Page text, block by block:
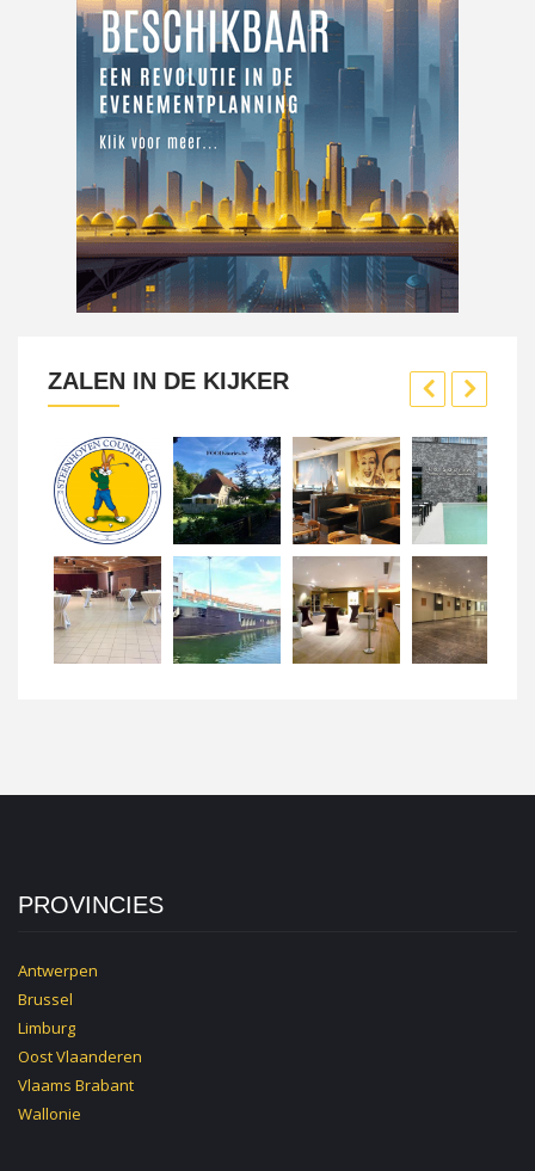
ZALEN IN DE KIJKER
PROVINCIES
Antwerpen
Brussel
Limburg
Oost Vlaanderen
Vlaams Brabant
Wallonie